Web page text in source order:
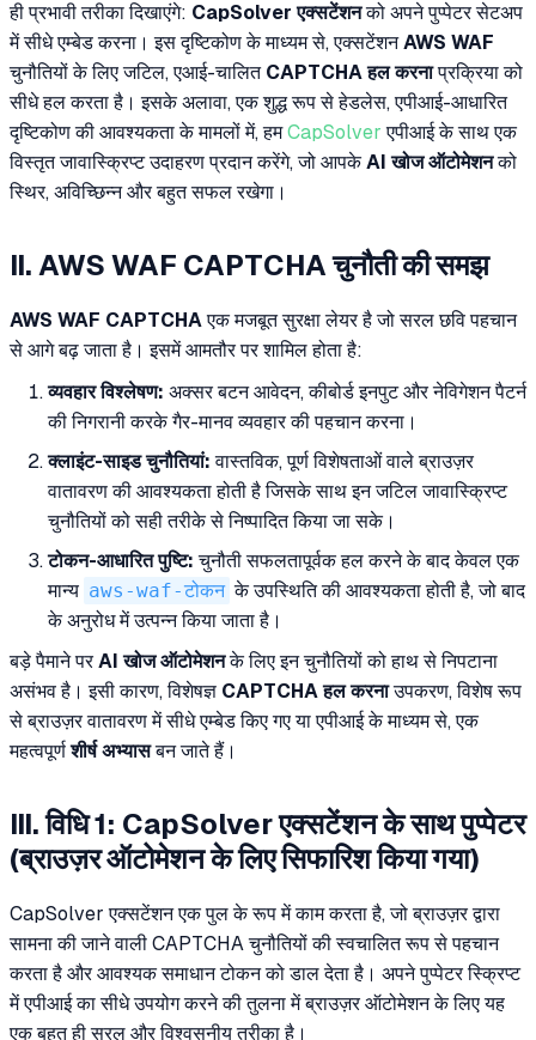
ही प्रभावी तरीका दिखाएंगे: CapSolver एक्सटेंशनको अपने पुप्पेटर सेटअप
में सीधे एम्बेड करना। इस दृष्टिकोण के माध्यम से, एक्सटेंशनAWS WAF
चुनौतियों के लिए जटिल, एआई-चालित CAPTCHA हल करनाप्रक्रिया को
सीधे हल करता है। इसके अलावा, एक शुद्ध रूप से हेडलेस, एपीआई-आधारित
दृष्टिकोण की आवश्यकता के मामलों में, हमCapSolver एपीआई के साथ एक
विस्तृत जावास्क्रिप्ट उदाहरण प्रदान करेंगे, जो आपकेAI खोज ऑटोमेशनको
स्थिर, अविच्छिन्न और बहुत सफल रखेगा।
II. AWS WAF CAPTCHA चुनौती की समझ
AWS WAF CAPTCHAएक मजबूत सुरक्षा लेयर है जो सरल छवि पहचान
से आगे बढ़ जाता है। इसमें आमतौर पर शामिल होता है:
व्यवहार विश्लेषण: अक्सर बटन आवेदन, कीबोर्ड इनपुट और नेविगेशन पैटर्न
की निगरानी करके गैर-मानव व्यवहार की पहचान करना।
क्लाइंट-साइड चुनौतियां: वास्तविक, पूर्ण विशेषताओं वाले ब्राउज़र
वातावरण की आवश्यकता होती है जिसके साथ इन जटिल जावास्क्रिप्ट
चुनौतियों को सही तरीके से निष्पादित किया जा सके।
टोकन-आधारित पुष्टि: चुनौती सफलतापूर्वक हल करने के बाद केवल एक
मान्य aws-waf-टोकन के उपस्थिति की आवश्यकता होती है, जो बाद
के अनुरोध में उत्पन्न किया जाता है।
बड़े पैमाने परAI खोज ऑटोमेशनके लिए इन चुनौतियों को हाथ से निपटाना
असंभव है। इसी कारण, विशेषज्ञ CAPTCHA हल करनाउपकरण, विशेष रूप
से ब्राउज़र वातावरण में सीधे एम्बेड किए गए या एपीआई के माध्यम से, एक
महत्वपूर्णशीर्ष अभ्यासबन जाते हैं।
III. विधि 1: CapSolver एक्सटेंशन के साथ पुप्पेटर
(ब्राउज़र ऑटोमेशन के लिए सिफारिश किया गया)
CapSolver एक्सटेंशन एक पुल के रूप में काम करता है, जो ब्राउज़र द्वारा
सामना की जाने वाली CAPTCHA चुनौतियों की स्वचालित रूप से पहचान
करता है और आवश्यक समाधान टोकन को डाल देता है। अपने पुप्पेटर स्क्रिप्ट
में एपीआई का सीधे उपयोग करने की तुलना में ब्राउज़र ऑटोमेशन के लिए यह
एक बहुत ही सरल और विश्वसनीय तरीका है।